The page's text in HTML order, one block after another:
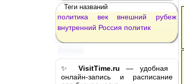
Теги названий
политика век внешний
рубеж
внутренний Россия политик
✨ VisitTime.ru — удобная
онлайн-запись и расписание